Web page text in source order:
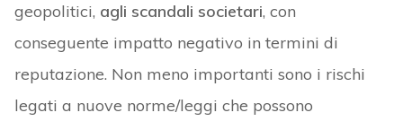
geopolitici, agli scandali societari, con
conseguente impatto negativo in termini di
reputazione. Non meno importanti sono i rischi
legati a nuove norme/leggi che possono